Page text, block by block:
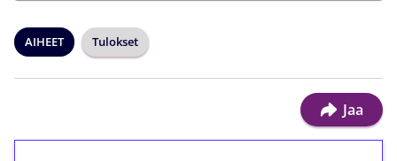
AIHEET Tulokset
Jaa